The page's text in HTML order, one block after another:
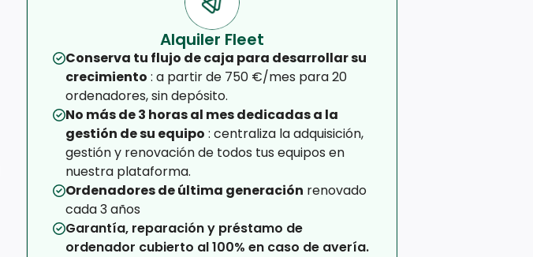
Alquiler Fleet
Conserva tu flujo de caja para desarrollar su
crecimiento : a partir de 750 €/mes para 20
ordenadores, sin depósito.
No más de 3 horas al mes dedicadas a la
gestión de su equipo : centraliza la adquisición,
gestión y renovación de todos tus equipos en
nuestra plataforma.
Ordenadores de última generación renovado
cada 3 años
Garantía, reparación y préstamo de
ordenador cubierto al 100% en caso de avería.